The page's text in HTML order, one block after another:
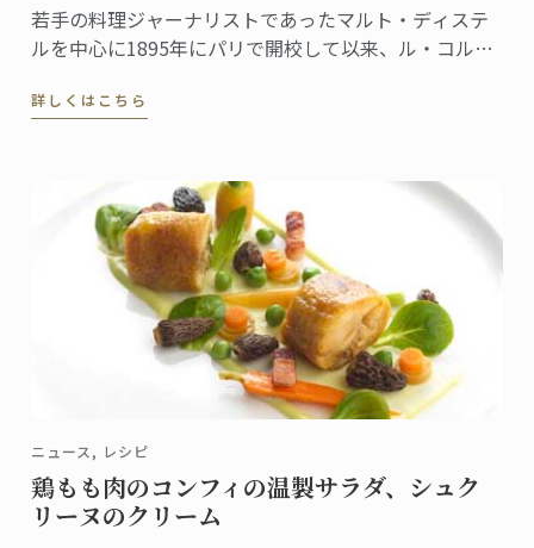
若手の料理ジャーナリストであったマルト・ディステ
ルを中心に1895年にパリで開校して以来、ル・コルド
継承しつつ料理の世界に革新を起こし次世代の育成に
詳しくはこちら
ニュース, レシピ
鶏もも肉のコンフィの温製サラダ、シュク
リーヌのクリーム